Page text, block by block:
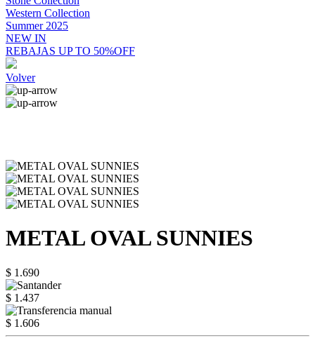
Western Collection
Summer 2025
NEW IN
REBAJAS UP TO 50%OFF
Volver
METAL OVAL SUNNIES
$ 1.690
$ 1.437
$ 1.606